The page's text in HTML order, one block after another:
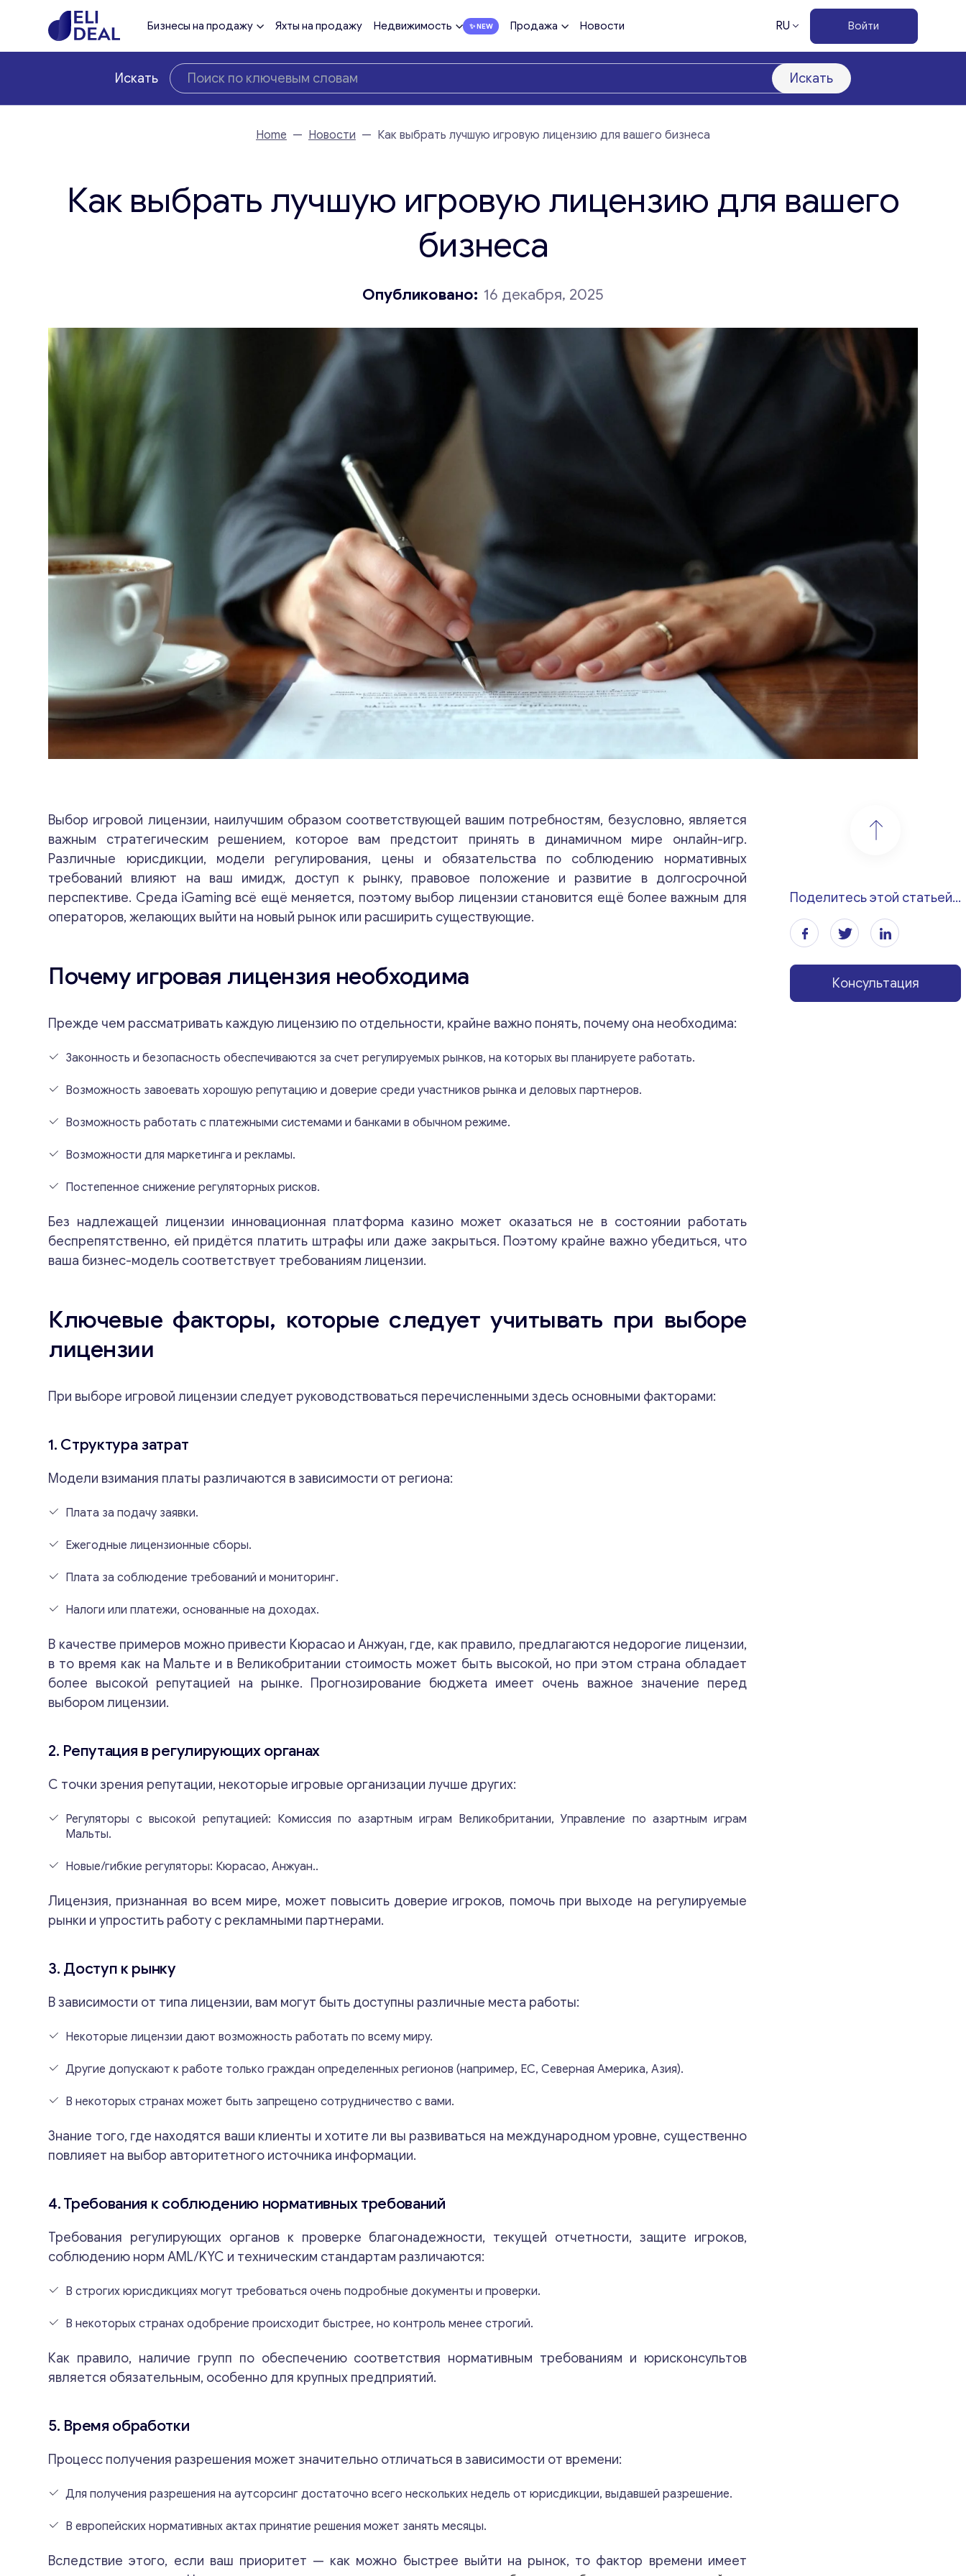
Бизнесы на продажу Яхты на продажу Недвижимость Продажа Новости RU Войти
Искать Искать
Отправьте нам запрос, и мы свяжемся с вами в
*
е
н
а
Свяжитесь со мной
Home — Новости — Как выбрать лучшую игровую лицензию для вашего бизнеса
Как выбрать лучшую игровую лицензию для вашего
бизнеса
Опубликовано: 16 декабря, 2025
Выбор игровой лицензии, наилучшим образом соответствующей вашим потребностям, безусловно, является
важным стратегическим решением, которое вам предстоит принять в динамичном мире онлайн-игр.
Различные юрисдикции, модели регулирования, цены и обязательства по соблюдению нормативных
требований влияют на ваш имидж, доступ к рынку, правовое положение и развитие в долгосрочной
перспективе. Среда iGaming всё ещё меняется, поэтому выбор лицензии становится ещё более важным для
операторов, желающих выйти на новый рынок или расширить существующие.
Почему игровая лицензия необходима
Прежде чем рассматривать каждую лицензию по отдельности, крайне важно понять, почему она необходима:
Законность и безопасность обеспечиваются за счет регулируемых рынков, на которых вы планируете работать.
Возможность завоевать хорошую репутацию и доверие среди участников рынка и деловых партнеров.
Возможность работать с платежными системами и банками в обычном режиме.
Возможности для маркетинга и рекламы.
Постепенное снижение регуляторных рисков.
Без надлежащей лицензии инновационная платформа казино может оказаться не в состоянии работать
беспрепятственно, ей придётся платить штрафы или даже закрыться. Поэтому крайне важно убедиться, что
ваша бизнес-модель соответствует требованиям лицензии.
Ключевые факторы, которые следует учитывать при выборе
лицензии
При выборе игровой лицензии следует руководствоваться перечисленными здесь основными факторами:
1. Структура затрат
Модели взимания платы различаются в зависимости от региона:
Плата за подачу заявки.
Ежегодные лицензионные сборы.
Плата за соблюдение требований и мониторинг.
Налоги или платежи, основанные на доходах.
В качестве примеров можно привести Кюрасао и Анжуан, где, как правило, предлагаются недорогие лицензии,
в то время как на Мальте и в Великобритании стоимость может быть высокой, но при этом страна обладает
более высокой репутацией на рынке. Прогнозирование бюджета имеет очень важное значение перед
выбором лицензии.
2. Репутация в регулирующих органах
С точки зрения репутации, некоторые игровые организации лучше других:
Регуляторы с высокой репутацией: Комиссия по азартным играм Великобритании, Управление по азартным играм
Мальты.
Новые/гибкие регуляторы: Кюрасао, Анжуан..
Лицензия, признанная во всем мире, может повысить доверие игроков, помочь при выходе на регулируемые
рынки и упростить работу с рекламными партнерами.
3. Доступ к рынку
В зависимости от типа лицензии, вам могут быть доступны различные места работы:
Некоторые лицензии дают возможность работать по всему миру.
Другие допускают к работе только граждан определенных регионов (например, ЕС, Северная Америка, Азия).
В некоторых странах может быть запрещено сотрудничество с вами.
Знание того, где находятся ваши клиенты и хотите ли вы развиваться на международном уровне, существенно
повлияет на выбор авторитетного источника информации.
4. Требования к соблюдению нормативных требований
Требования регулирующих органов к проверке благонадежности, текущей отчетности, защите игроков,
соблюдению норм AML/KYC и техническим стандартам различаются:
В строгих юрисдикциях могут требоваться очень подробные документы и проверки.
В некоторых странах одобрение происходит быстрее, но контроль менее строгий.
Как правило, наличие групп по обеспечению соответствия нормативным требованиям и юрисконсультов
является обязательным, особенно для крупных предприятий.
5. Время обработки
Процесс получения разрешения может значительно отличаться в зависимости от времени:
Для получения разрешения на аутсорсинг достаточно всего нескольких недель от юрисдикции, выдавшей разрешение.
В европейских нормативных актах принятие решения может занять месяцы.
Вследствие этого, если ваш приоритет — как можно быстрее выйти на рынок, то фактор времени имеет
Поделитесь этой статьей...
Консультация